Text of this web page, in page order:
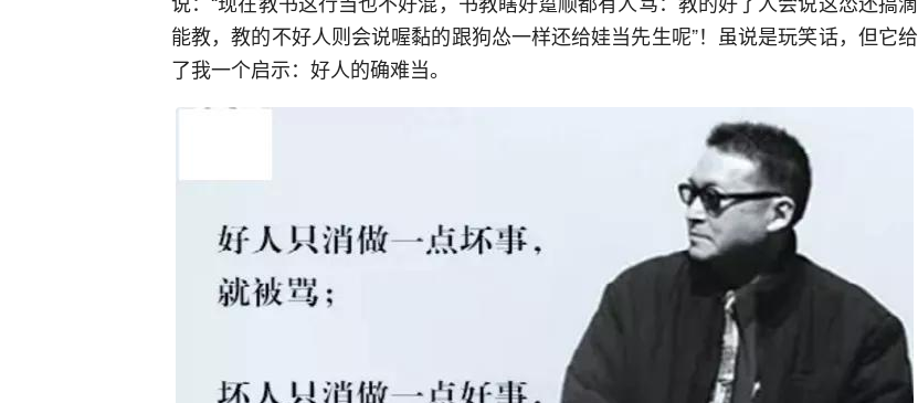
能教，教的不好人则会说喔黏的跟狗怂一样还给娃当先生呢”！虽说是玩笑话，但它给
了我一个启示：好人的确难当。